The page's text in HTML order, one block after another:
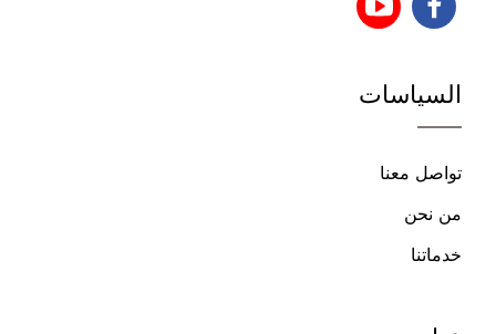
تابعنا
فيسبوك
تابعنا
السياسات
تواصل معنا
من نحن
خدماتنا